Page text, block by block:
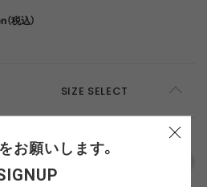
税込）
SIZE SELECT
46 ADD TO CART
ついて問い合わせる
お願いします。